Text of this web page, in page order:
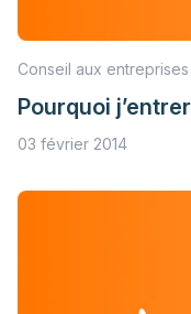
Conseil aux entreprises
Pourquoi
03 février 2014